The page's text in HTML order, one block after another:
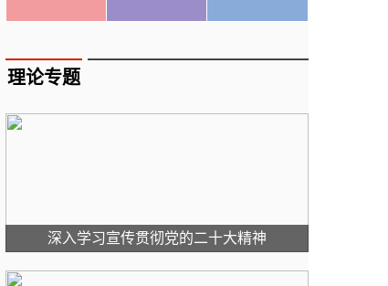
理论专题
深入学习宣传贯彻党的二十大精神